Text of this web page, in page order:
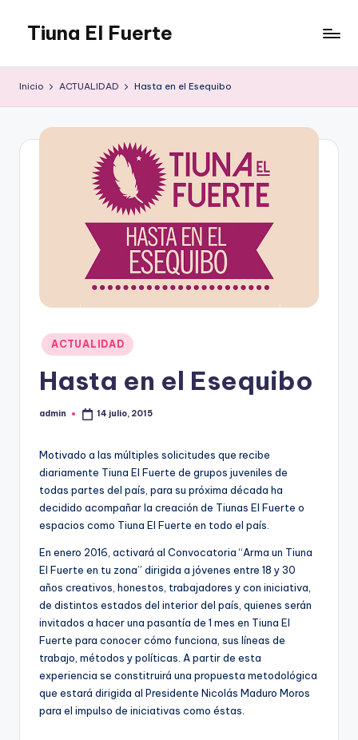
contenido
Tiuna El Fuerte
Espacio
arte
Grabación,
Investigación,
Graffiti,
Arte.
Inicio ACTUALIDAD Hasta en el Esequibo
Publicado
en
ACTUALIDAD
Hasta en el Esequibo
Publicado
admin 14 julio, 2015
Motivado a las múltiples solicitudes que recibe
diariamente Tiuna El Fuerte de grupos juveniles de
todas partes del país, para su próxima década ha
decidido acompañar la creación de Tiunas El Fuerte o
espacios como Tiuna El Fuerte en todo el país.
En enero 2016, activará al Convocatoria “Arma un Tiuna
El Fuerte en tu zona” dirigida a jóvenes entre 18 y 30
años creativos, honestos, trabajadores y con iniciativa,
de distintos estados del interior del país, quienes serán
invitados a hacer una pasantía de 1 mes en Tiuna El
Fuerte para conocer cómo funciona, sus líneas de
trabajo, métodos y políticas. A partir de esta
experiencia se constitruirá una propuesta metodológica
que estará dirigida al Presidente Nicolás Maduro Moros
para el impulso de iniciativas como éstas.